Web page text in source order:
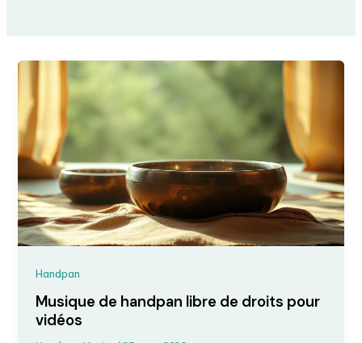
Handpan
Musique de handpan libre de droits pour
vidéos